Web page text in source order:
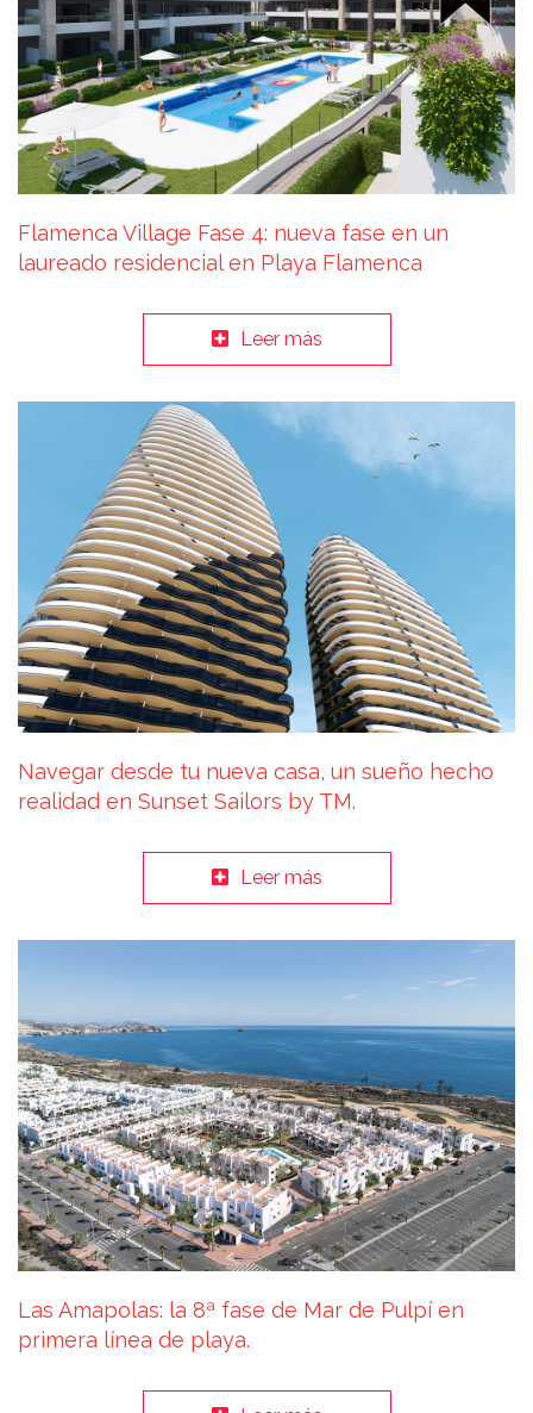
Flamenca Village Fase 4: nueva fase en un
laureado residencial en Playa Flamenca
Leer más
Navegar desde tu nueva casa, un sueño hecho
realidad en Sunset Sailors by TM.
Leer más
Las Amapolas: la 8ª fase de Mar de Pulpí en
primera línea de playa.